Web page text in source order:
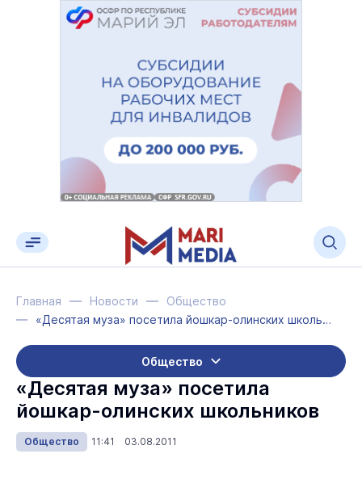
Главная Новости
Общество
«Десятая муза» посетила йошкар-олинских школьников
Общество
«Десятая муза» посетила
йошкар-олинских школьников
Общество 11:41 03.08.2011